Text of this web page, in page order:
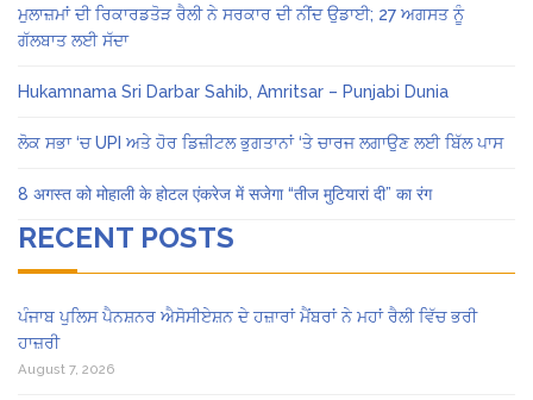
ਮੁਲਾਜ਼ਮਾਂ ਦੀ ਰਿਕਾਰਡਤੋੜ ਰੈਲੀ ਨੇ ਸਰਕਾਰ ਦੀ ਨੀਂਦ ਉਡਾਈ; 27 ਅਗਸਤ ਨੂੰ
ਗੱਲਬਾਤ ਲਈ ਸੱਦਾ
Hukamnama Sri Darbar Sahib, Amritsar – Punjabi Dunia
ਲੋਕ ਸਭਾ ‘ਚ UPI ਅਤੇ ਹੋਰ ਡਿਜ਼ੀਟਲ ਭੁਗਤਾਨਾਂ ‘ਤੇ ਚਾਰਜ ਲਗਾਉਣ ਲਈ ਬਿੱਲ ਪਾਸ
8 अगस्त को मोहाली के होटल एंकरेज में सजेगा “तीज मुटियारां दी” का रंग
RECENT POSTS
ਪੰਜਾਬ ਪੁਲਿਸ ਪੈਨਸ਼ਨਰ ਐਸੋਸੀਏਸ਼ਨ ਦੇ ਹਜ਼ਾਰਾਂ ਮੈਂਬਰਾਂ ਨੇ ਮਹਾਂ ਰੈਲੀ ਵਿੱਚ ਭਰੀ
ਹਾਜ਼ਰੀ
August 7, 2026